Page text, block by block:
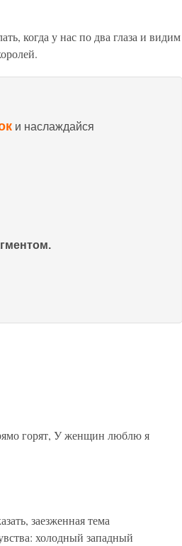
когда у нас по два глаза и видим
и наслаждайся
горят, У женщин люблю я
заезженная тема
холодный западный